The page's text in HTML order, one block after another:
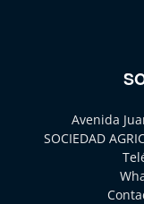
Avenida
SOCIEDAD